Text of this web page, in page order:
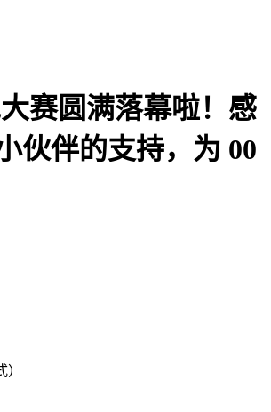
赛圆满落幕啦！感
伙伴的支持，为 00